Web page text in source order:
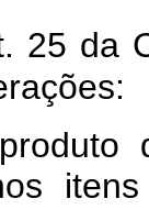
25 da